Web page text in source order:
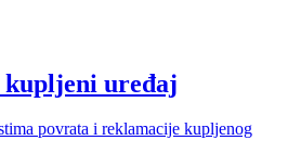
kupljeni uređaj
povrata i reklamacije kupljenog